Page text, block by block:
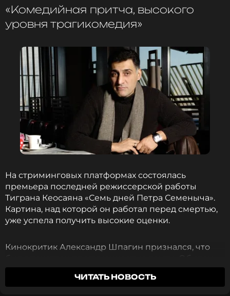
«Комедийная притча, высокого
уровня трагикомедия»
На стриминговых платформах состоялась
премьера последней режиссерской работы
Тиграна Кеосаяна «Семь дней Петра Семеныча».
Картина, над которой он работал перед смертью,
уже успела получить высокие оценки.
Кинокритик Александр Шпагин признался, что
был впечатлен продуманностью ленты. Об этом
стало известно«Страстям».«Я в восторге просто,
мне очень понравилось. Мне вообще он всегда
ЧИТАТЬ НОВОСТЬ